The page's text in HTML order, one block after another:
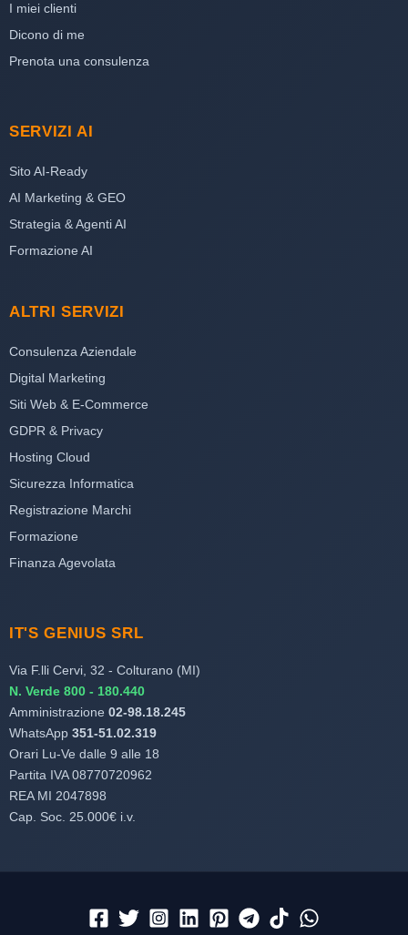
I miei clienti
Dicono di me
Prenota una consulenza
SERVIZI AI
Sito AI-Ready
AI Marketing & GEO
Strategia & Agenti AI
Formazione AI
ALTRI SERVIZI
Consulenza Aziendale
Digital Marketing
Siti Web & E-Commerce
GDPR & Privacy
Hosting Cloud
Sicurezza Informatica
Registrazione Marchi
Formazione
Finanza Agevolata
IT'S GENIUS SRL
Via F.lli Cervi, 32 - Colturano (MI)
N. Verde 800 - 180.440
Amministrazione 02-98.18.245
WhatsApp 351-51.02.319
Orari Lu-Ve dalle 9 alle 18
Partita IVA 08770720962
REA MI 2047898
Cap. Soc. 25.000€ i.v.